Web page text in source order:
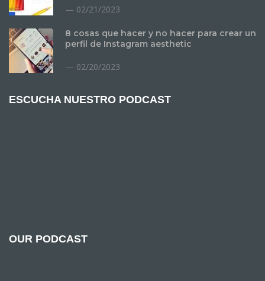
02/21/2023
8 cosas que hacer y no hacer para crear un
perfil de Instagram aesthetic
02/20/2023
ESCUCHA NUESTRO PODCAST
OUR PODCAST